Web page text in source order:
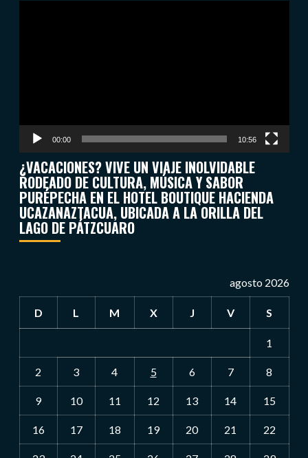
00:00 10:56
¿VACACIONES? VIVE UN VIAJE INOLVIDABLE
RODEADO DE CULTURA, MÚSICA Y SABOR
PURÉPECHA EN EL HOTEL BOUTIQUE HACIENDA
UCAZANAZTACUA, UBICADA A LA ORILLA DEL
LAGO DE PÁTZCUARO
agosto 2026
D L M X J V S
1
2 3 4 5 6 7 8
9 10 11 12 13 14 15
16 17 18 19 20 21 22